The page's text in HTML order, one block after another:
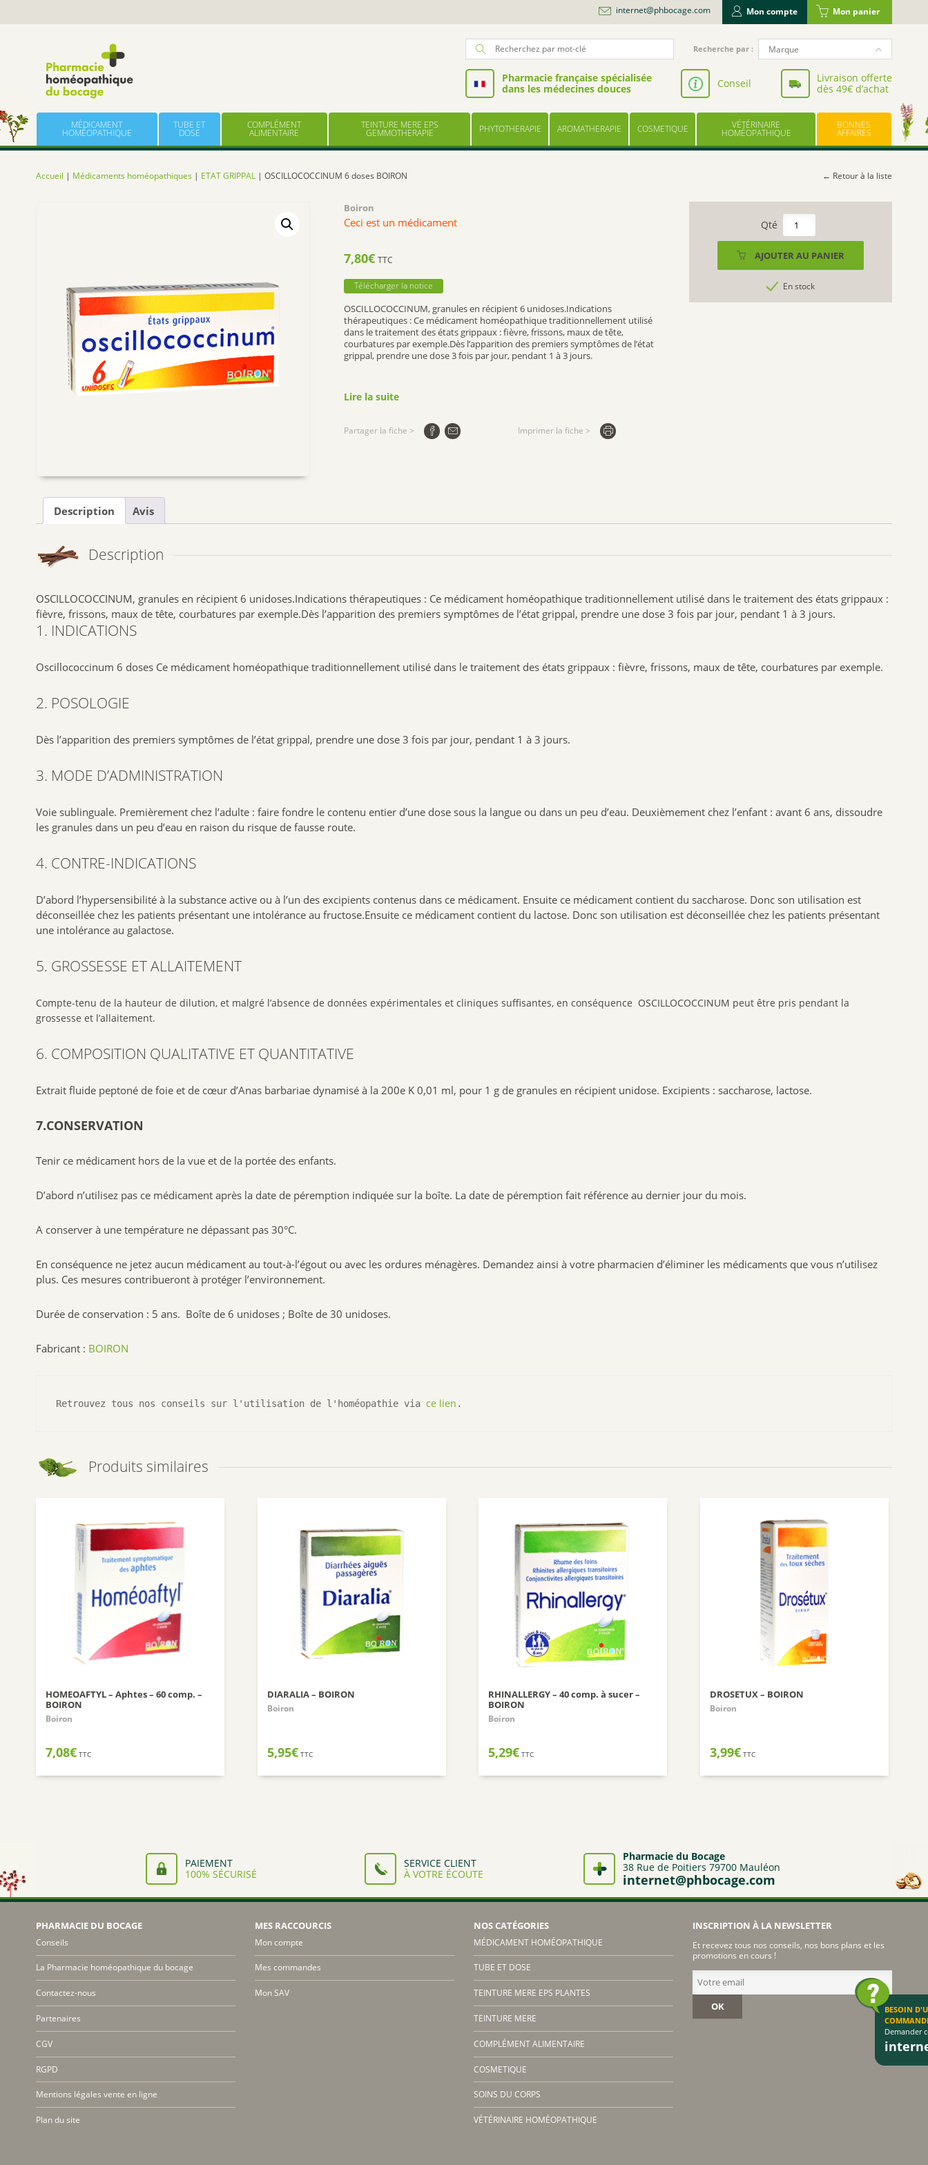
internet@phbocage.com Mon compte Mon panier
Recherche
pour
Recherche par : Marque
NUTERGIA
VALBIOTIS
BODYGUARD
LABORATOIRE LESCUYER
OWARI
EFFINOV NUTRITION
ARAGAN
COOPER
BAYER
THEA PHARMA
ALVITYL
URGO
EPITACT
PILEGE
SANTAROME
HAUT SEGALA
SANTIS
HOLLIS
Lehning
Préparatoire du Bocage
Nuxuriance
Weleda
Pharmacie française spécialisée
dans les médecines douces
Conseil
Livraison offerte
dès 49€ d’achat
Skip to content
MÉDICAMENT
HOMÉOPATHIQUE
TUBE ET
DOSE
COMPLÉMENT
ALIMENTAIRE
TEINTURE MERE EPS
GEMMOTHERAPIE PHYTOTHERAPIE AROMATHERAPIE COSMETIQUE VÉTÉRINAIRE
HOMÉOPATHIQUE
BONNES
AFFAIRES
Accueil | Médicaments homéopathiques | ETAT GRIPPAL | OSCILLOCOCCINUM 6 doses BOIRON ← Retour à la liste
Boiron
Ceci est un médicament
7,80€ TTC
Télécharger la notice
OSCILLOCOCCINUM, granules en récipient 6 unidoses.Indications
thérapeutiques : Ce médicament homéopathique traditionnellement utilisé
dans le traitement des états grippaux : fièvre, frissons, maux de tête,
courbatures par exemple.Dès l’apparition des premiers symptômes de l’état
grippal, prendre une dose 3 fois par jour, pendant 1 à 3 jours.
Lire la suite
Partager la fiche > Imprimer la fiche >
quantité
de
OSCILLOCOCCINUM
doses
AJOUTER AU PANIER
En stock
Description Avis
Description
OSCILLOCOCCINUM, granules en récipient 6 unidoses.Indications thérapeutiques : Ce médicament homéopathique traditionnellement utilisé dans le traitement des états grippaux :
fièvre, frissons, maux de tête, courbatures par exemple.Dès l’apparition des premiers symptômes de l’état grippal, prendre une dose 3 fois par jour, pendant 1 à 3 jours.
1. INDICATIONS
Oscillococcinum 6 doses Ce médicament homéopathique traditionnellement utilisé dans le traitement des états grippaux : fièvre, frissons, maux de tête, courbatures par exemple.
2. POSOLOGIE
Dès l’apparition des premiers symptômes de l’état grippal, prendre une dose 3 fois par jour, pendant 1 à 3 jours.
3. MODE D’ADMINISTRATION
Voie sublinguale. Premièrement chez l’adulte : faire fondre le contenu entier d’une dose sous la langue ou dans un peu d’eau. Deuxièmement chez l’enfant : avant 6 ans, dissoudre
les granules dans un peu d’eau en raison du risque de fausse route.
4. CONTRE-INDICATIONS
D’abord l’hypersensibilité à la substance active ou à l’un des excipients contenus dans ce médicament. Ensuite ce médicament contient du saccharose. Donc son utilisation est
déconseillée chez les patients présentant une intolérance au fructose.Ensuite ce médicament contient du lactose. Donc son utilisation est déconseillée chez les patients présentant
une intolérance au galactose.
5. GROSSESSE ET ALLAITEMENT
Compte-tenu de la hauteur de dilution, et malgré l’absence de données expérimentales et cliniques suffisantes, en conséquence OSCILLOCOCCINUM peut être pris pendant la
grossesse et l’allaitement.
6. COMPOSITION QUALITATIVE ET QUANTITATIVE
Extrait fluide peptoné de foie et de cœur d’Anas barbariae dynamisé à la 200e K 0,01 ml, pour 1 g de granules en récipient unidose. Excipients : saccharose, lactose.
7.CONSERVATION
Tenir ce médicament hors de la vue et de la portée des enfants.
D’abord n’utilisez pas ce médicament après la date de péremption indiquée sur la boîte. La date de péremption fait référence au dernier jour du mois.
A conserver à une température ne dépassant pas 30°C.
En conséquence ne jetez aucun médicament au tout-à-l’égout ou avec les ordures ménagères. Demandez ainsi à votre pharmacien d’éliminer les médicaments que vous n’utilisez
plus. Ces mesures contribueront à protéger l’environnement.
Durée de conservation : 5 ans. Boîte de 6 unidoses ; Boîte de 30 unidoses.
Fabricant : BOIRON
Retrouvez tous nos conseils sur l'utilisation de l'homéopathie via ce lien .
Produits similaires
HOMEOAFTYL – Aphtes – 60 comp. –
BOIRON
Boiron
7,08€ TTC
DIARALIA – BOIRON
Boiron
5,95€ TTC
RHINALLERGY – 40 comp. à sucer –
BOIRON
Boiron
5,29€ TTC
DROSETUX – BOIRON
Boiron
3,99€ TTC
PAIEMENT
100% SÉCURISÉ
SERVICE CLIENT
À VOTRE ÉCOUTE
Pharmacie du Bocage
38 Rue de Poitiers 79700 Mauléon
internet@phbocage.com
PHARMACIE DU BOCAGE
Conseils
La Pharmacie homéopathique du bocage
Contactez-nous
Partenaires
CGV
RGPD
Mentions légales vente en ligne
Plan du site
MES RACCOURCIS
Mon compte
Mes commandes
Mon SAV
NOS CATÉGORIES
MÉDICAMENT HOMÉOPATHIQUE
TUBE ET DOSE
TEINTURE MERE EPS PLANTES
TEINTURE MERE
COMPLÉMENT ALIMENTAIRE
COSMETIQUE
SOINS DU CORPS
VÉTÉRINAIRE HOMÉOPATHIQUE
INSCRIPTION À LA NEWSLETTER
Et recevez tous nos conseils, nos bons plans et les
promotions en cours !
OK
BESOIN
Demander